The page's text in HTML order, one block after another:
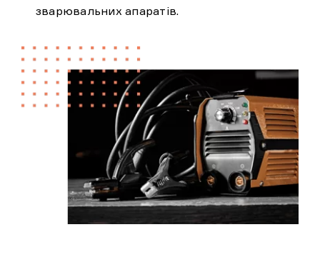
зварювальних апаратів.